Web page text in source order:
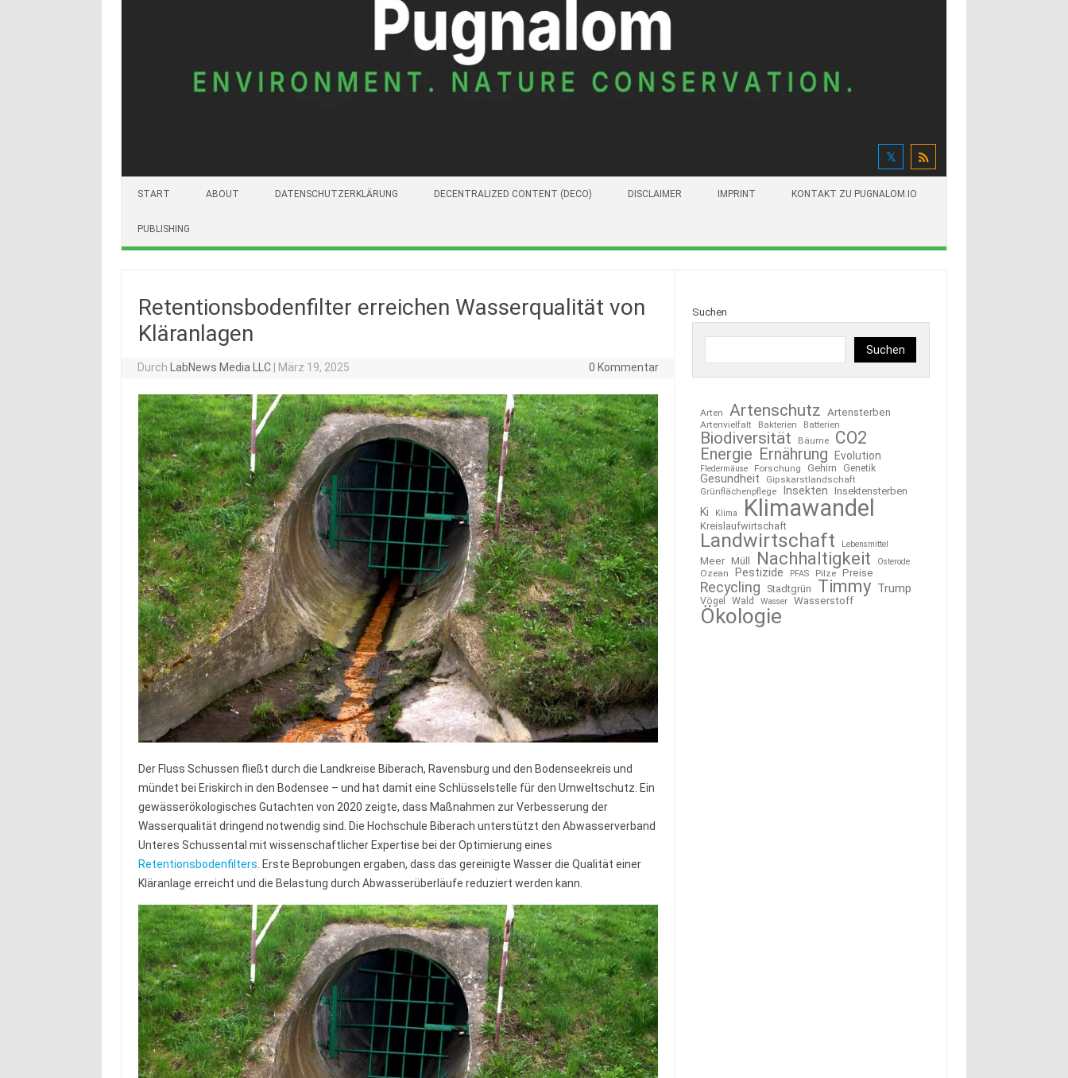
START ABOUT DATENSCHUTZERKLÄRUNG DECENTRALIZED CONTENT (DECO) DISCLAIMER IMPRINT KONTAKT ZU PUGNALOM.IO
PUBLISHING
Retentionsbodenfilter erreichen Wasserqualität von
Kläranlagen
Durch LabNews Media LLC März 19, 2025 0 Kommentar
Der Fluss Schussen fließt durch die Landkreise Biberach, Ravensburg und den Bodenseekreis und
mündet bei Eriskirch in den Bodensee – und hat damit eine Schlüsselstelle für den Umweltschutz. Ein
gewässerökologisches Gutachten von 2020 zeigte, dass Maßnahmen zur Verbesserung der
Wasserqualität dringend notwendig sind. Die Hochschule Biberach unterstützt den Abwasserverband
Unteres Schussental mit wissenschaftlicher Expertise bei der Optimierung eines
Retentionsbodenfilters . Erste Beprobungen ergaben, dass das gereinigte Wasser die Qualität einer
Kläranlage erreicht und die Belastung durch Abwasserüberläufe reduziert werden kann.
Suchen
Suchen
Arten Artenschutz Artensterben
Artenvielfalt Bakterien Batterien
Biodiversität Bäume CO2
Energie Ernährung Evolution
Fledermäuse Forschung Gehirn Genetik
Gesundheit Gipskarstlandschaft
Grünflächenpflege Insekten Insektensterben
Ki Klima Klimawandel
Kreislaufwirtschaft
Landwirtschaft Lebensmittel
Meer Müll Nachhaltigkeit Osterode
Ozean Pestizide PFAS Pilze Preise
Recycling Stadtgrün Timmy Trump
Vögel Wald Wasser Wasserstoff
Ökologie